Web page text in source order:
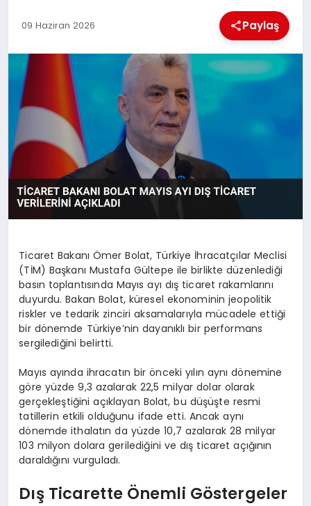
MAGAZIN
GENEL
EKONOMI
YEREL HABERLER
GÜNDEM
09 Haziran 2026 Paylaş
Ticaret Bakanı Ömer Bolat, Türkiye İhracatçılar Meclisi
(TİM) Başkanı Mustafa Gültepe ile birlikte düzenlediği
basın toplantısında Mayıs ayı dış ticaret rakamlarını
duyurdu. Bakan Bolat, küresel ekonominin jeopolitik
riskler ve tedarik zinciri aksamalarıyla mücadele ettiği
bir dönemde Türkiye’nin dayanıklı bir performans
sergilediğini belirtti.
Mayıs ayında ihracatın bir önceki yılın aynı dönemine
göre yüzde 9,3 azalarak 22,5 milyar dolar olarak
gerçekleştiğini açıklayan Bolat, bu düşüşte resmi
tatillerin etkili olduğunu ifade etti. Ancak aynı
dönemde ithalatın da yüzde 10,7 azalarak 28 milyar
103 milyon dolara gerilediğini ve dış ticaret açığının
daraldığını vurguladı.
Dış Ticarette Önemli Göstergeler